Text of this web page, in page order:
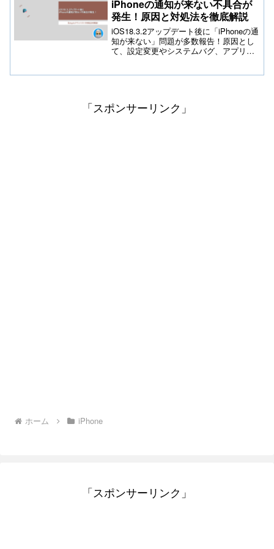
iPhoneの通知が来ない不具合が
発生！原因と対処法を徹底解説
iOS18.3.2アップデート後に「iPhoneの通
知が来ない」問題が多数報告！原因とし
て、設定変更やシステムバグ、アプリの
「スポンサーリンク」
ホーム iPhone
「スポンサーリンク」